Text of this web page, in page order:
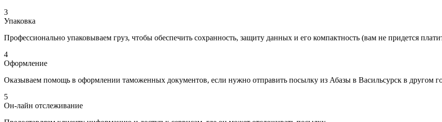
3
Упаковка
Профессионально упаковываем груз, чтобы обеспечить сохранность, защиту данных и его компактность (вам не придется
4
Оформление
Оказываем помощь в оформлении таможенных документов, если нужно отправить посылку из Абазы в Васильсурск в другом
5
Он-лайн отслеживание